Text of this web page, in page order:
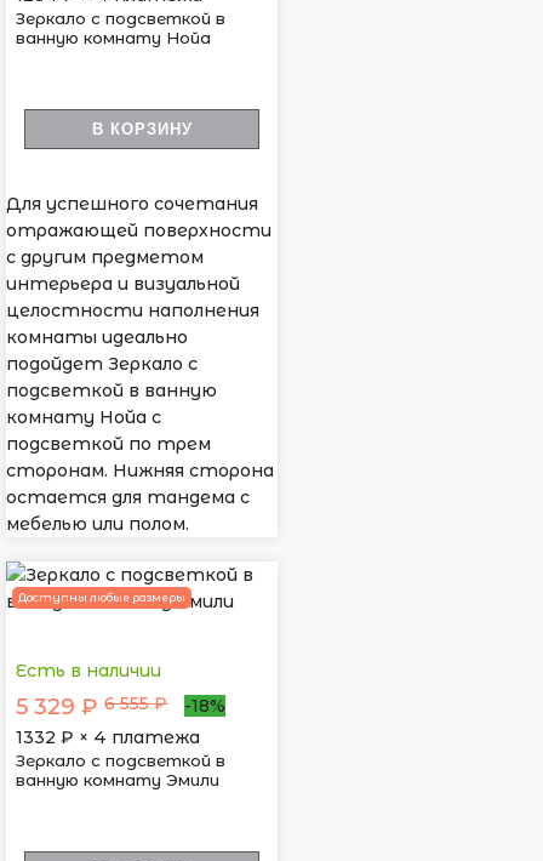
Зеркало с подсветкой в
ванную комнату Нойа
В КОРЗИНУ
Для успешного сочетания
отражающей поверхности
с другим предметом
интерьера и визуальной
целостности наполнения
комнаты идеально
подойдет Зеркало с
подсветкой в ванную
комнату Нойа с
подсветкой по трем
сторонам. Нижняя сторона
остается для тандема с
мебелью или полом.
Доступны любые размеры
Есть в наличии
5 329 ₽ 6 555 ₽
-18%
1332 ₽ × 4 платежа
Зеркало с подсветкой в
ванную комнату Эмили